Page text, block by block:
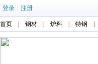
登录 注册
首页 钢材 炉料 特钢